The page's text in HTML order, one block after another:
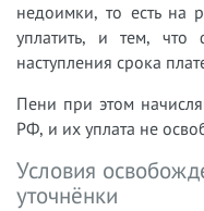
недоимки, то есть на
уплатить, и тем, что
наступления срока
Пени при этом
РФ, и их уплата не
Условия
уточнёнки